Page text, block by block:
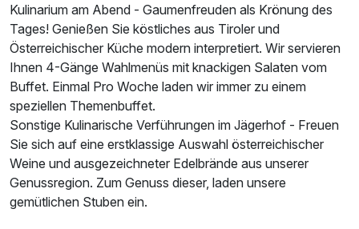
Ausstattung
Für 4 Tage
Kulinarium am Abend - Gaumenfreuden als Krönung des
Tages! Genießen Sie köstliches aus Tiroler und
Österreichischer Küche modern interpretiert. Wir servieren
Ihnen 4-Gänge Wahlmenüs mit knackigen Salaten vom
Buffet. Einmal Pro Woche laden wir immer zu einem
speziellen Themenbuffet.
Sonstige Kulinarische Verführungen im Jägerhof - Freuen
Sie sich auf eine erstklassige Auswahl österreichischer
Weine und ausgezeichneter Edelbrände aus unserer
Genussregion. Zum Genuss dieser, laden unsere
gemütlichen Stuben ein.